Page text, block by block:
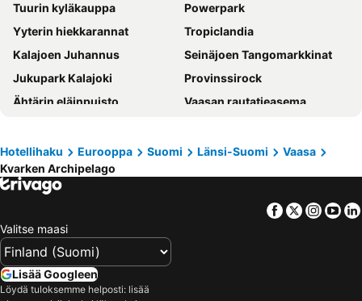
Tuurin kyläkauppa
Powerpark
Yyterin hiekkarannat
Tropiclandia
Kalajoen Juhannus
Seinäjoen Tangomarkkinat
Jukupark Kalajoki
Provinssirock
Ähtärin eläinpuisto
Vaasan rautatieasema
Vaasan satama
Törnävä
Kokkolan rautatieasema
Vanha Vaasa
Umeå Centralstation
Seinäjoen vauhtiajot
Lakis Ski Centre
Kvarken Archipelago
Hotellihaku Eurooppa Suomi Länsi-Suomi
Vaasa
Kvarken Archipelago
Facebook
Twitter
Valitse maasi
Lisää Googleen
Löydä tuloksemme helposti: lisää